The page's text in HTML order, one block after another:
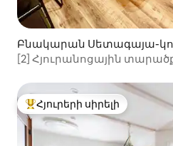
Բնակարան Սետագայա-
[2] Հյուրանոցային
Հյուրերի սիրելի լավագույն
Հյուրերի սիրելի